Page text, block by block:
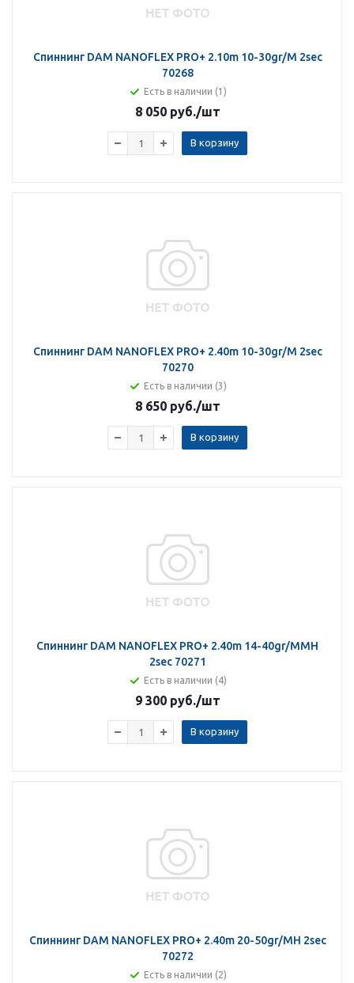
Спиннинг DAM NANOFLEX PRO+ 2.10m 10-30gr/M 2sec
70268
Есть в наличии (1)
8 050 руб./шт
В корзину
Спиннинг DAM NANOFLEX PRO+ 2.40m 10-30gr/M 2sec
70270
Есть в наличии (3)
8 650 руб./шт
В корзину
Спиннинг DAM NANOFLEX PRO+ 2.40m 14-40gr/MMH
2sec 70271
Есть в наличии (4)
9 300 руб./шт
В корзину
Спиннинг DAM NANOFLEX PRO+ 2.40m 20-50gr/MH 2sec
70272
Есть в наличии (2)